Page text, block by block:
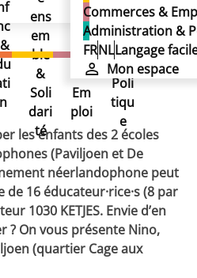
Commerces &
Administration &
FRNLLangage
Mon espace
ens
em
ble
&
Soli
dari
té
mm
erc
es
&
Em
ploi
min
istr
atio
n &
Poli
tiqu
e
les enfants des 2 écoles
(Paviljoen et De
néerlandophone peut
16 éducateur·rice·s (8 par
1030 KETJES. Envie d’en
? On vous présente Nino,
(quartier Cage aux